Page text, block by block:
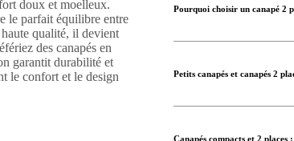
doux et moelleux.
le parfait équilibre entre
qualité, il devient
des canapés en
garantit durabilité et
le confort et le design
Pourquoi choisir un canapé 2
Petits canapés et canapés 2
Canapés compacts et 2 places